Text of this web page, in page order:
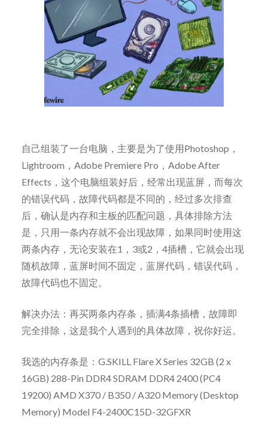
自己组装了一台电脑，主要是为了使用Photoshop，
Lightroom，Adobe Premiere Pro，Adobe After
Effects，这个电脑组装好后，经常出现蓝屏，而每次
的错误代码，故障代码都是不同的，经过多次排查
后，确认是内存和主板的匹配问题，具体排除方法
是，只用一条内存就不会出现故障，如果同时使用这
两条内存，无论安装在1，3或2，4插槽，它就会出现
随机故障，蓝屏时间不固定，蓝屏代码，错误代码，
故障代码也不固定。
解决办法：再买两条内存条，插满4条插槽，故障即
完全排除，这是我个人遇到的具体故障，祝你好运。
我选的内存条是：G.SKILL Flare X Series 32GB (2 x
16GB) 288-Pin DDR4 SDRAM DDR4 2400 (PC4
19200) AMD X370 / B350 / A320 Memory (Desktop
Memory) Model F4-2400C15D-32GFXR